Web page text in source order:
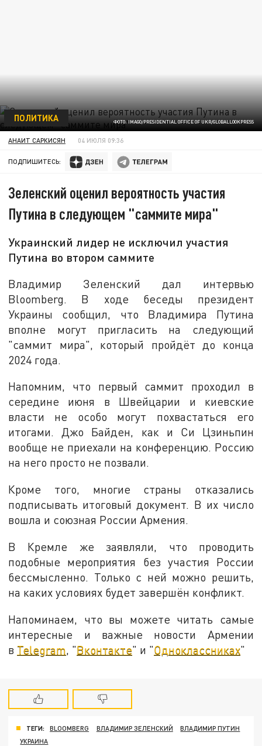
ФОТО: IMAGO/PRESIDENTIAL OFFICE OF UKR/GLOBALLOOKPRESS
ПОЛИТИКА
АНАИТ САРКИСЯН 04 ИЮЛЯ 09:36
ПОДПИШИТЕСЬ:
Зеленский оценил вероятность участия
Путина в следующем "саммите мира"
Украинский лидер не исключил участия
Путина во втором саммите
Владимир Зеленский дал интервью
Bloomberg. В ходе беседы президент
Украины сообщил, что Владимира Путина
вполне могут пригласить на следующий
"саммит мира", который пройдёт до конца
2024 года.
Напомним, что первый саммит проходил в
середине июня в Швейцарии и киевские
власти не особо могут похвастаться его
итогами. Джо Байден, как и Си Цзиньпин
вообще не приехали на конференцию. Россию
на него просто не позвали.
Кроме того, многие страны отказались
подписывать итоговый документ. В их число
вошла и союзная России Армения.
В Кремле же заявляли, что проводить
подобные мероприятия без участия России
бессмысленно. Только с ней можно решить,
на каких условиях будет завершён конфликт.
Напоминаем, что вы можете читать самые
интересные и важные новости Армении
в Telegram , "Вконтакте" и "Одноклассниках"
ТЕГИ: BLOOMBERG ВЛАДИМИР ЗЕЛЕНСКИЙ
ВЛАДИМИР ПУТИН
УКРАИНА